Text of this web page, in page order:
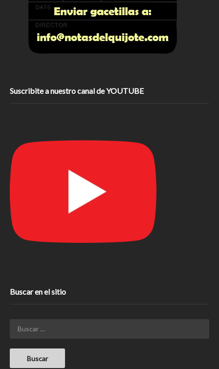
Suscribite a nuestro canal de YOUTUBE
Buscar en el sitio